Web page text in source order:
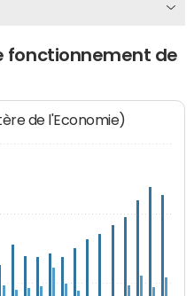
fonctionnement de
de l'Economie)